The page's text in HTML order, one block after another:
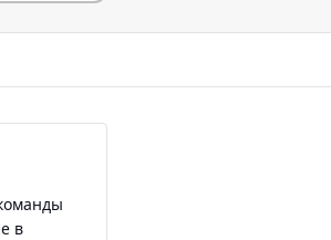
в